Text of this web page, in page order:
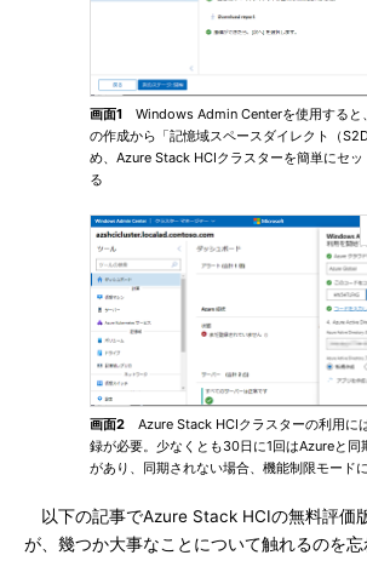
画面1 Windows Admin Centerを使用すると
の作成から「記憶域スペースダイレクト（
め、Azure Stack HCIクラスターを簡単にセッ
る
画面2 Azure Stack HCIクラスターの利用に
録が必要。少なくとも30日に1回はAzureと同
があり、同期されない場合、機能制限モード
以下の記事でAzure Stack HCIの無料評価
が、幾つか大事なことについて触れるのを忘